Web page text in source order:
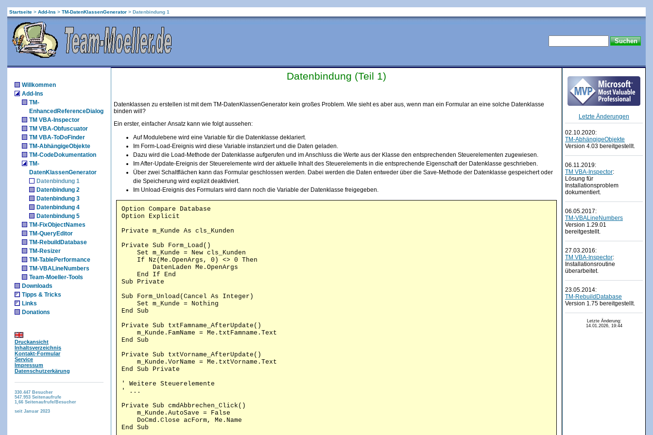
Startseite > Add-Ins > TM-DatenKlassenGenerator > Datenbindung 1
Willkommen
Add-Ins
TM-
EnhancedReferenceDialog
TM VBA-Inspector
TM VBA-Obfuscuator
TM VBA-ToDoFinder
TM-AbhängigeObjekte
TM-CodeDokumentation
TM-
DatenKlassenGenerator
Datenbindung 1
Datenbindung 2
Datenbindung 3
Datenbindung 4
Datenbindung 5
TM-FixObjectNames
TM-QueryEditor
TM-RebuildDatabase
TM-Resizer
TM-TablePerformance
TM-VBALineNumbers
Team-Moeller-Tools
Downloads
Tipps & Tricks
Links
Donations
Druckansicht
Inhaltsverzeichnis
Kontakt-Formular
Service
Impressum
Datenschutzerkärung
330.447 Besucher
547.953 Seitenaufrufe
1,66 Seitenaufrufe/Besucher
seit Januar 2023
Datenbindung (Teil 1)
Datenklassen zu erstellen ist mit dem TM-DatenKlassenGenerator kein großes Problem. Wie sieht es aber aus, wenn man ein Formular an eine solche Datenklasse
binden will?
Ein erster, einfacher Ansatz kann wie folgt aussehen:
Auf Modulebene wird eine Variable für die Datenklasse deklariert.
Im Form-Load-Ereignis wird diese Variable instanziert und die Daten geladen.
Dazu wird die Load-Methode der Datenklasse aufgerufen und im Anschluss die Werte aus der Klasse den entsprechenden Steuerelementen zugewiesen.
Im After-Update-Ereignis der Steuerelemente wird der aktuelle Inhalt des Steuerelements in die entsprechende Eigenschaft der Datenklasse geschrieben.
Über zwei Schaltflächen kann das Formular geschlossen werden. Dabei werden die Daten entweder über die Save-Methode der Datenklasse gespeichert oder
die Speicherung wird explizit deaktiviert.
Im Unload-Ereignis des Formulars wird dann noch die Variable der Datenklasse freigegeben.
Option Compare Database
Option Explicit
Private m_Kunde As cls_Kunden
Private Sub Form_Load()
Set m_Kunde = New cls_Kunden
If Nz(Me.OpenArgs, 0) <> 0 Then
DatenLaden Me.OpenArgs
End If End
Sub Private
Sub Form_Unload(Cancel As Integer)
Set m_Kunde = Nothing
End Sub
Private Sub txtFamname_AfterUpdate()
m_Kunde.FamName = Me.txtFamname.Text
End Sub
Private Sub txtVorname_AfterUpdate()
m_Kunde.VorName = Me.txtVorname.Text
End Sub Private
' Weitere Steuerelemente
' ...
Private Sub cmdAbbrechen_Click()
m_Kunde.AutoSave = False
DoCmd.Close acForm, Me.Name
End Sub
Letzte Änderungen
02.10.2020:
TM-AbhängigeObjekte
Version 4.03 bereitgestellt.
06.11.2019:
TM VBA-Inspector:
Lösung für
Installationsproblem
dokumentiert.
06.05.2017:
TM-VBALineNumbers
Version 1.29.01
bereitgestellt.
27.03.2016:
TM VBA-Inspector:
Installationsroutine
überarbeitet.
23.05.2014:
TM-RebuildDatabase
Version 1.75 bereitgestellt.
Letzte Änderung:
14.01.2026, 19:44